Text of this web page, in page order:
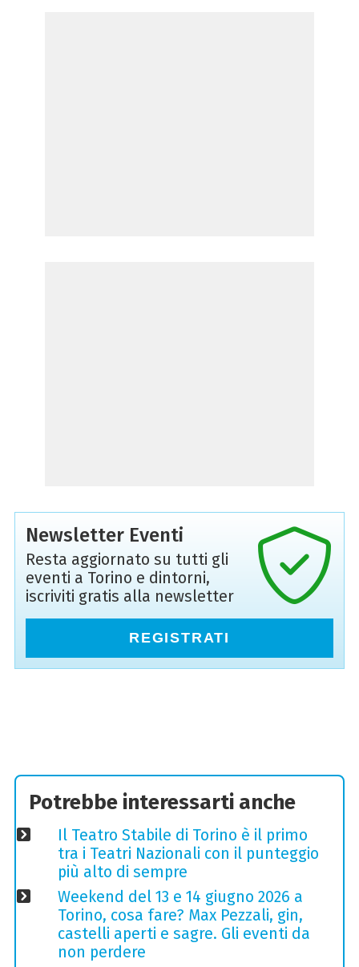
Newsletter Eventi
Resta aggiornato su tutti gli
eventi a Torino e dintorni,
iscriviti gratis alla newsletter
REGISTRATI
Potrebbe interessarti anche
Il Teatro Stabile di Torino è il primo
tra i Teatri Nazionali con il punteggio
più alto di sempre
Weekend del 13 e 14 giugno 2026 a
Torino, cosa fare? Max Pezzali, gin,
castelli aperti e sagre. Gli eventi da
non perdere